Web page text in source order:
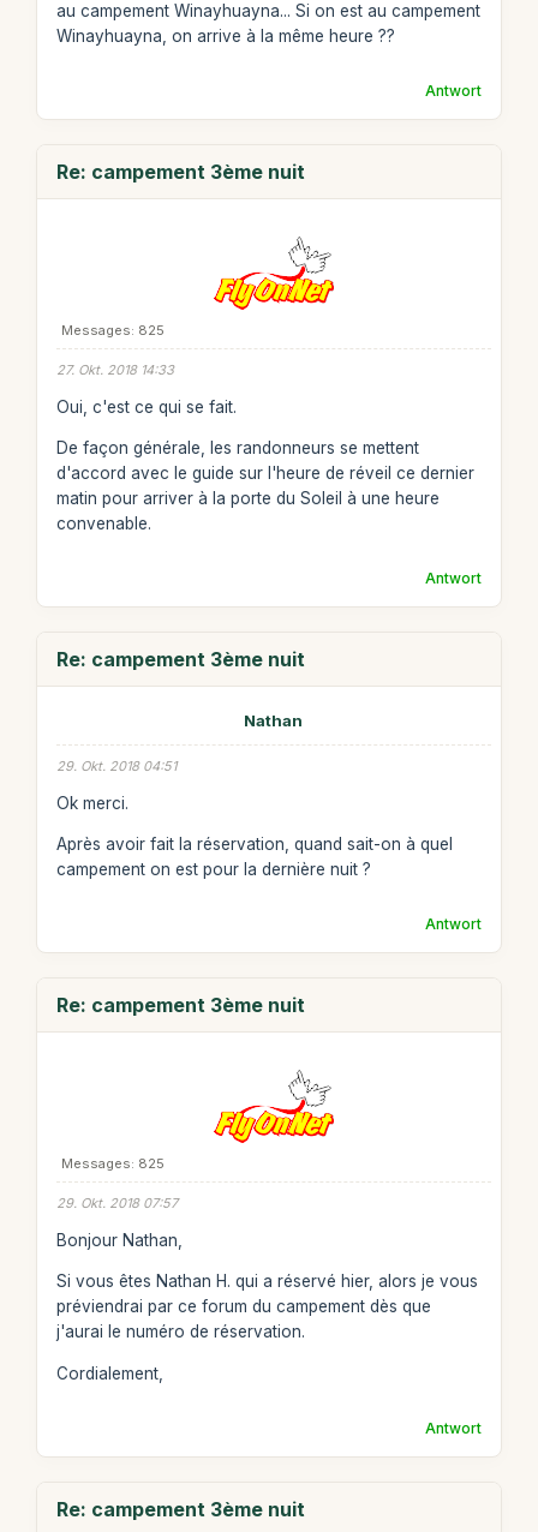
au campement Winayhuayna... Si on est au campement
Winayhuayna, on arrive à la même heure ??
Antwort
Re: campement 3ème nuit
Messages: 825
27. Okt. 2018 14:33
Oui, c'est ce qui se fait.
De façon générale, les randonneurs se mettent
d'accord avec le guide sur l'heure de réveil ce dernier
matin pour arriver à la porte du Soleil à une heure
convenable.
Antwort
Re: campement 3ème nuit
Nathan
29. Okt. 2018 04:51
Ok merci.
Après avoir fait la réservation, quand sait-on à quel
campement on est pour la dernière nuit ?
Antwort
Re: campement 3ème nuit
Messages: 825
29. Okt. 2018 07:57
Bonjour Nathan,
Si vous êtes Nathan H. qui a réservé hier, alors je vous
préviendrai par ce forum du campement dès que
j'aurai le numéro de réservation.
Cordialement,
Antwort
Re: campement 3ème nuit